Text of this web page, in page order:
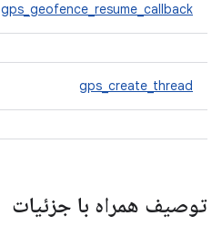
gps_geofence_resume_callback
gps_create_thread
توصیف همراه با جزئیات